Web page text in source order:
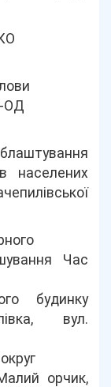
ОД
в населених
Час
будинку
вул.
орчик,